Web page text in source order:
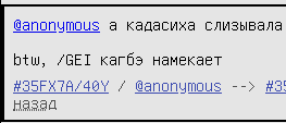
@anonymous а кадасиха слизывала
btw, /GEI кагбэ намекает
#35FX7A/40Y
/ @anonymous -->
назад